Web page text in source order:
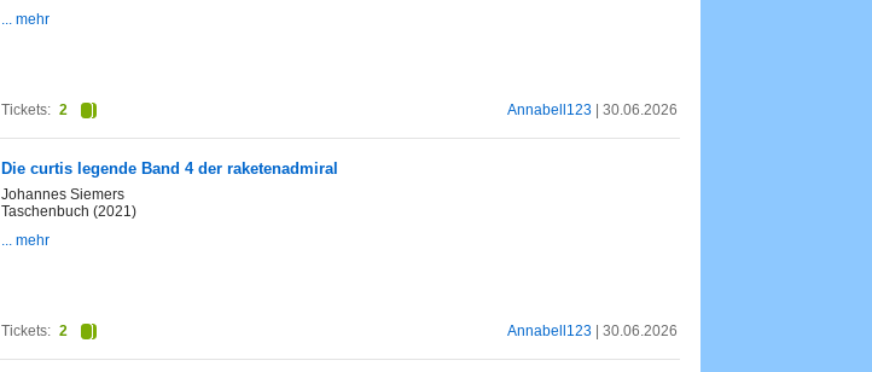
... mehr
Annabell123 | 30.06.2026
Tickets: 2
Die curtis legende Band 4 der raketenadmiral
Johannes Siemers
Taschenbuch (2021)
... mehr
Annabell123 | 30.06.2026
Tickets: 2